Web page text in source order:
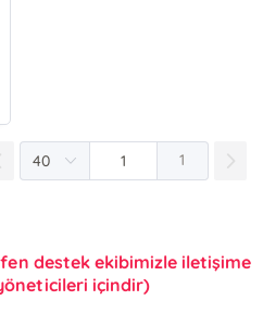
1
destek ekibimizle iletişime
içindir)